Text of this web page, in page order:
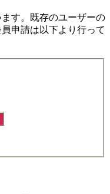
す。既存のユーザーの
申請は以下より行って